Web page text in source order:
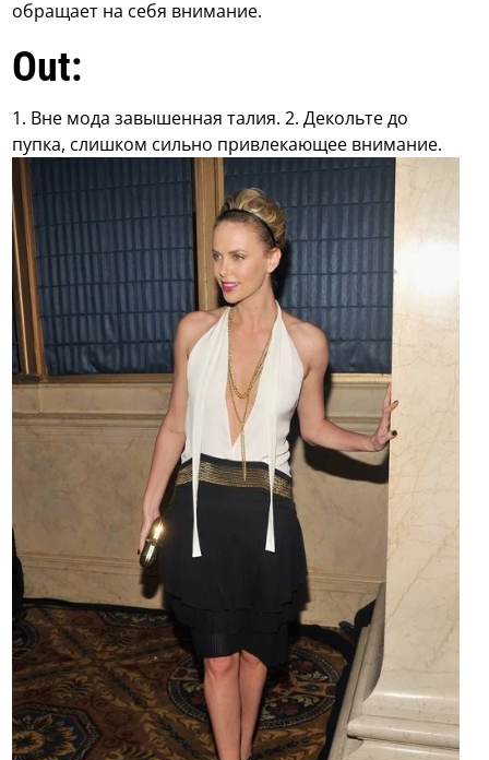
обращает на себя внимание.
Out:
1. Вне мода завышенная талия. 2. Декольте до
пупка, слишком сильно привлекающее внимание.